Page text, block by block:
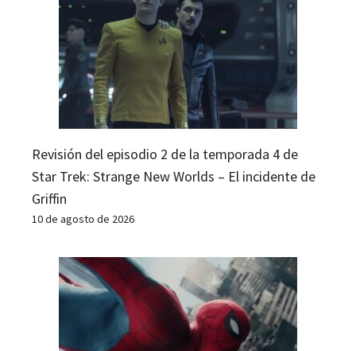
Revisión del episodio 2 de la temporada 4 de
Star Trek: Strange New Worlds – El incidente de
Griffin
10 de agosto de 2026